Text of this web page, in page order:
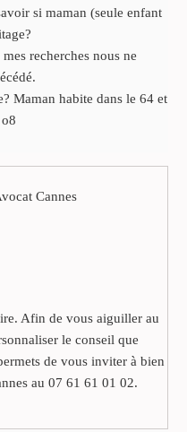
si maman (seule enfant
recherches nous ne
Maman habite dans le 64 et
Cannes
Afin de vous aiguiller au
le conseil que
de vous inviter à bien
au 07 61 61 01 02.